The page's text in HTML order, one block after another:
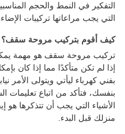
التفكير في النمط والحجم
التي يجب مراعاتها تركيبات
كيف أقوم بتركيب مروحة سقف؟
تركيب مروحة سقف هو مهمة
إذا لم تكن متأكدًا مما إذا كان
بفني كهرباء ليأتي ويتولى الأمر
بنفسك، فتأكد من اتباع تعليمات
الأشياء التي يجب أن تتذكرها
منزلك قبل البدء.